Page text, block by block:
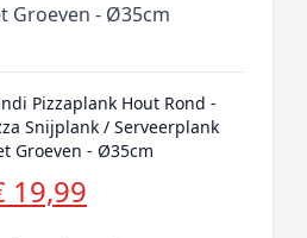
Groeven - Ø35cm
Pizzaplank Hout Rond -
Snijplank / Serveerplank
Groeven - Ø35cm
19,99